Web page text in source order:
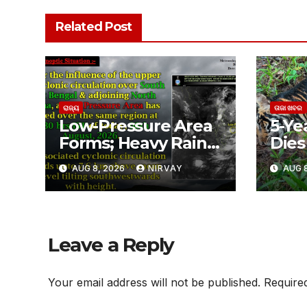
Related Post
ରାଜ୍ୟ
Low-Pressure Area
Forms; Heavy Rain
Likely in Odisha
AUG 8, 2026 NIRVAY
ତାଜା ଖବର
5-
AUG
Leave a Reply
Your email address will not be published.